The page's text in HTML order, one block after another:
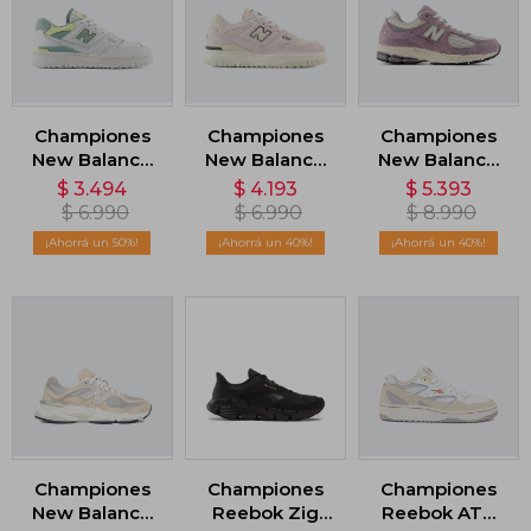
Championes
New Balance
550 - Blanco
$ 3.494
$ 6.990
50
Championes
New Balance
550 - Rosado
$ 4.193
$ 6.990
40
Championes
New Balance
2002 - Violeta
$ 5.393
$ 8.990
40
Championes
New Balance
Championes
Reebok Zig
Championes
Reebok ATR